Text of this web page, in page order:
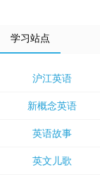
学习站点
沪江英语
新概念英语
英语故事
英文儿歌